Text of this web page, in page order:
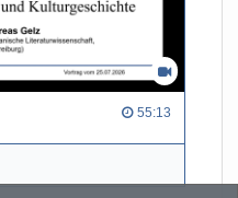
55:13